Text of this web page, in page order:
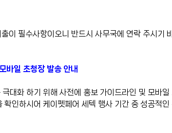
이 필수사항이오니 반드시 사무국에 연락 주시기
바일 초청장 발송 안내
대화 하기 위해 사전에 홍보 가이드라인 및 모바
인하시어 케이펫페어 세텍 행사 기간 중 성공적